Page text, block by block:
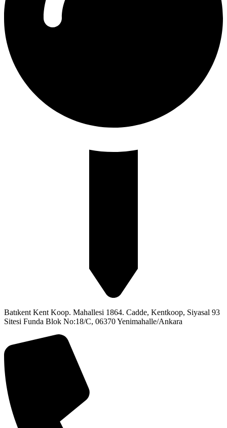
Batıkent Kent Koop. Mahallesi 1864. Cadde, Kentkoop, Siyasal 93
Sitesi Funda Blok No:18/C, 06370 Yenimahalle/Ankara